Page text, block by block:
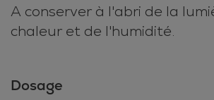
A conserver à l'abri de la
chaleur et de l'humidité.
Dosage